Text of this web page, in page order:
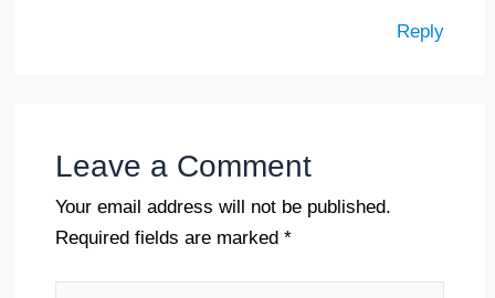
Reply
Leave a Comment
Your email address will not be published.
Required fields are marked *